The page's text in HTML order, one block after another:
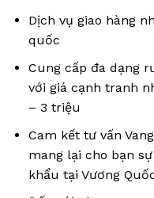
Dịch vụ giao hàng
quốc
Cung cấp đa dạng
với giá cạnh tranh
– 3 triệu
Cam kết tư vấn
mang lại cho bạn
khẩu tại Vương